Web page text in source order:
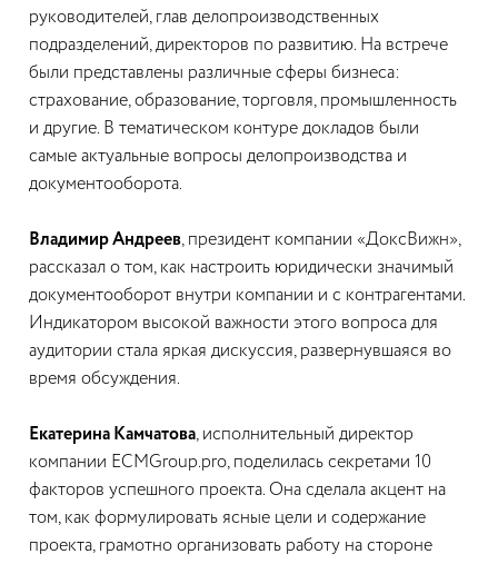
руководителей, глав делопроизводственных
подразделений, директоров по развитию. На встрече
были представлены различные сферы бизнеса:
страхование, образование, торговля, промышленность
и другие. В тематическом контуре докладов были
самые актуальные вопросы делопроизводства и
документооборота.
Владимир Андреев, президент компании «ДоксВижн»,
рассказал о том, как настроить юридически значимый
документооборот внутри компании и с контрагентами.
Индикатором высокой важности этого вопроса для
аудитории стала яркая дискуссия, развернувшаяся во
время обсуждения.
Екатерина Камчатова, исполнительный директор
компании ECMGroup.pro, поделилась секретами 10
факторов успешного проекта. Она сделала акцент на
том, как формулировать ясные цели и содержание
проекта, грамотно организовать работу на стороне